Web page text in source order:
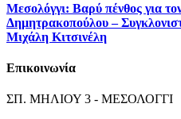
Μεσολόγγι: Βαρύ πένθος για
Δημητρακοπούλου –
Μιχάλη Κιτσινέλη
Επικοινωνία
ΣΠ. ΜΗΛΙΟΥ 3 - ΜΕΣΟΛΟΓΓΙ